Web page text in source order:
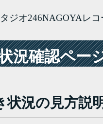
ジオ246NAGOYAレ
況確認ペー
状況の見方説